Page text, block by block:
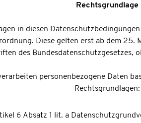
Rechtsgrundlage
in diesen
Diese gelten erst ab dem 25.
des Bundesdatenschutzgesetzes,
personenbezogene Daten
Rechtsgrundlagen:
6 Absatz 1 lit. a